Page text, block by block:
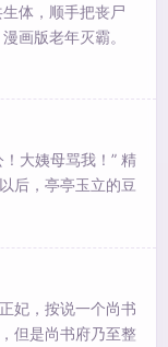
开医院，揽尽天下
体，顺手把丧尸
画版老年灭霸。
无限宝石奥创？
么？你说这俩玩
点长了……
大姨母骂我！” 精
后，亭亭玉立的豆
姐又欺负我了。”
以后，华贵逼人的
妃，按说一个尚书
但是尚书府乃至整